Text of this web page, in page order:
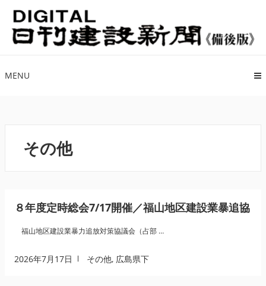
ナ
ビ
ゲ
シ
コ
ン
テ
ツ
MENU
その他
８年度定時総会7/17開催／福山地区建設業暴追協
福山地区建設業暴力追放対策協議会（占部 …
2026年7月17日 その他, 広島県下